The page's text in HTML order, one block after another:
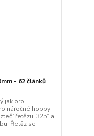
- 62 článků
jak pro
náročné hobby
řetězu .325” a
Řetěz se